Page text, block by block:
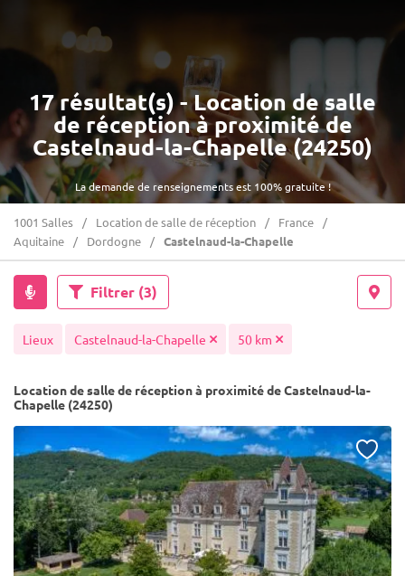
La demande de renseignements est 100% gratuite !
17 résultat(s) - Location de salle
de réception à proximité de
Castelnaud-la-Chapelle (24250)
1001 Salles Location de salle de réception
France
Aquitaine
Dordogne Castelnaud-la-Chapelle
Filtrer (3)
Lieux Castelnaud-la-Chapelle 50 km
Location de salle de réception à proximité de Castelnaud-la-
Chapelle (24250)